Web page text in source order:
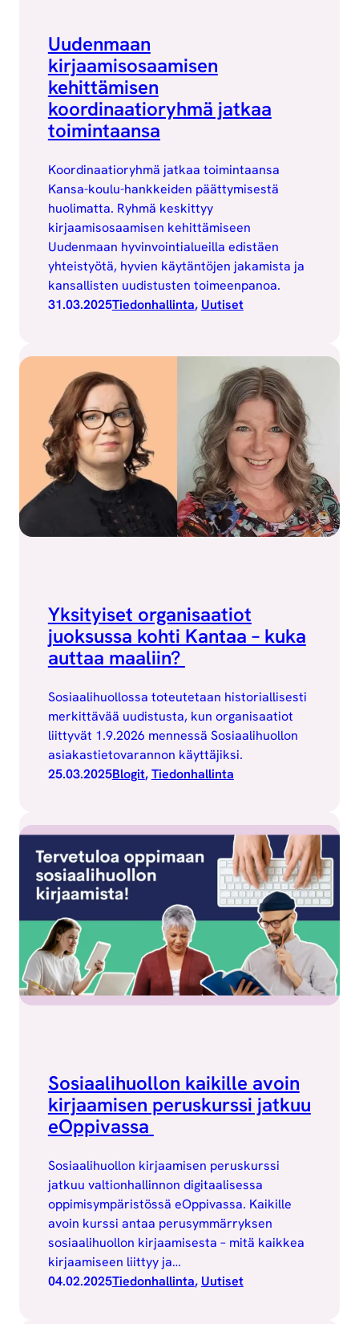
Uudenmaan
kirjaamisosaamisen
kehittämisen
koordinaatioryhmä jatkaa
toimintaansa
Koordinaatioryhmä jatkaa toimintaansa
Kansa-koulu-hankkeiden päättymisestä
huolimatta. Ryhmä keskittyy
kirjaamisosaamisen kehittämiseen
Uudenmaan hyvinvointialueilla edistäen
yhteistyötä, hyvien käytäntöjen jakamista ja
kansallisten uudistusten toimeenpanoa.
31.03.2025Tiedonhallinta, Uutiset
Yksityiset organisaatiot
juoksussa kohti Kantaa – kuka
auttaa maaliin?
Sosiaalihuollossa toteutetaan historiallisesti
merkittävää uudistusta, kun organisaatiot
liittyvät 1.9.2026 mennessä Sosiaalihuollon
asiakastietovarannon käyttäjiksi.
25.03.2025Blogit, Tiedonhallinta
Sosiaalihuollon kaikille avoin
kirjaamisen peruskurssi jatkuu
eOppivassa
Sosiaalihuollon kirjaamisen peruskurssi
jatkuu valtionhallinnon digitaalisessa
oppimisympäristössä eOppivassa. Kaikille
avoin kurssi antaa perusymmärryksen
sosiaalihuollon kirjaamisesta – mitä kaikkea
kirjaamiseen liittyy ja…
04.02.2025Tiedonhallinta, Uutiset